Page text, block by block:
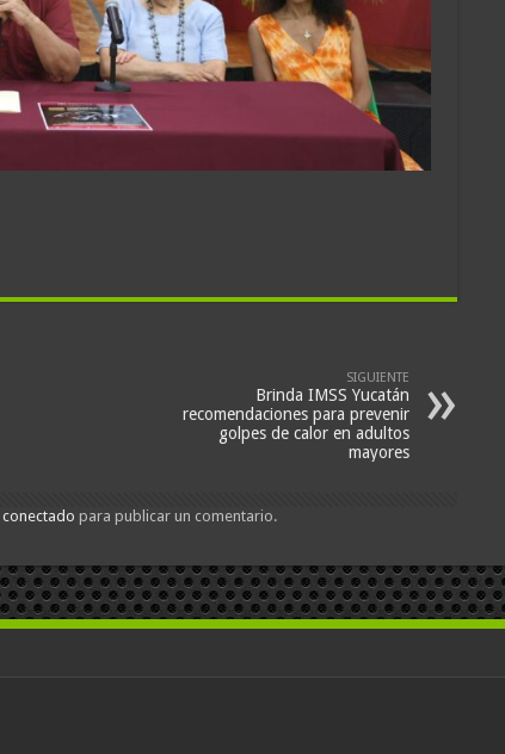
SIGUIENTE
Brinda IMSS Yucatán
recomendaciones para prevenir
golpes de calor en adultos
mayores
conectado para publicar un comentario.